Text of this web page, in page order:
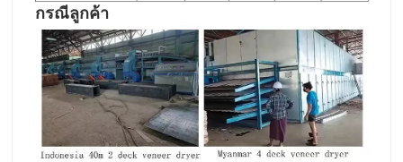
กรณีลูกค้า